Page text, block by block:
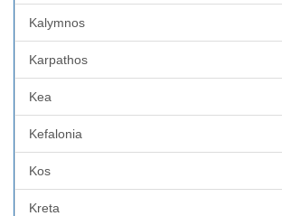
Kalymnos
Karpathos
Kea
Kefalonia
Kos
Kreta